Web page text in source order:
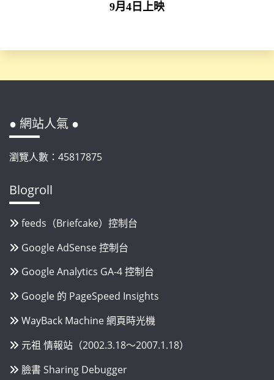
9月4日上映
● 網站人氣 ●
瀏覽人數：45817875
Blogroll
feeds（Briefcake）控制台
Google AdSense 控制台
Google Analytics GA-4 控制台
Google 的 PageSpeed Insights
WayBack Machine 網頁時光機
元祖 情報站（2002.3.18～2007.1.18）
臉書 Sharing Debugger